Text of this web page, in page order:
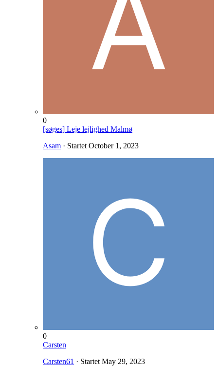
0
[søges] Leje lejlighed Malmø
Asam · Startet October 1, 2023
0
Carsten
Carsten61 · Startet May 29, 2023